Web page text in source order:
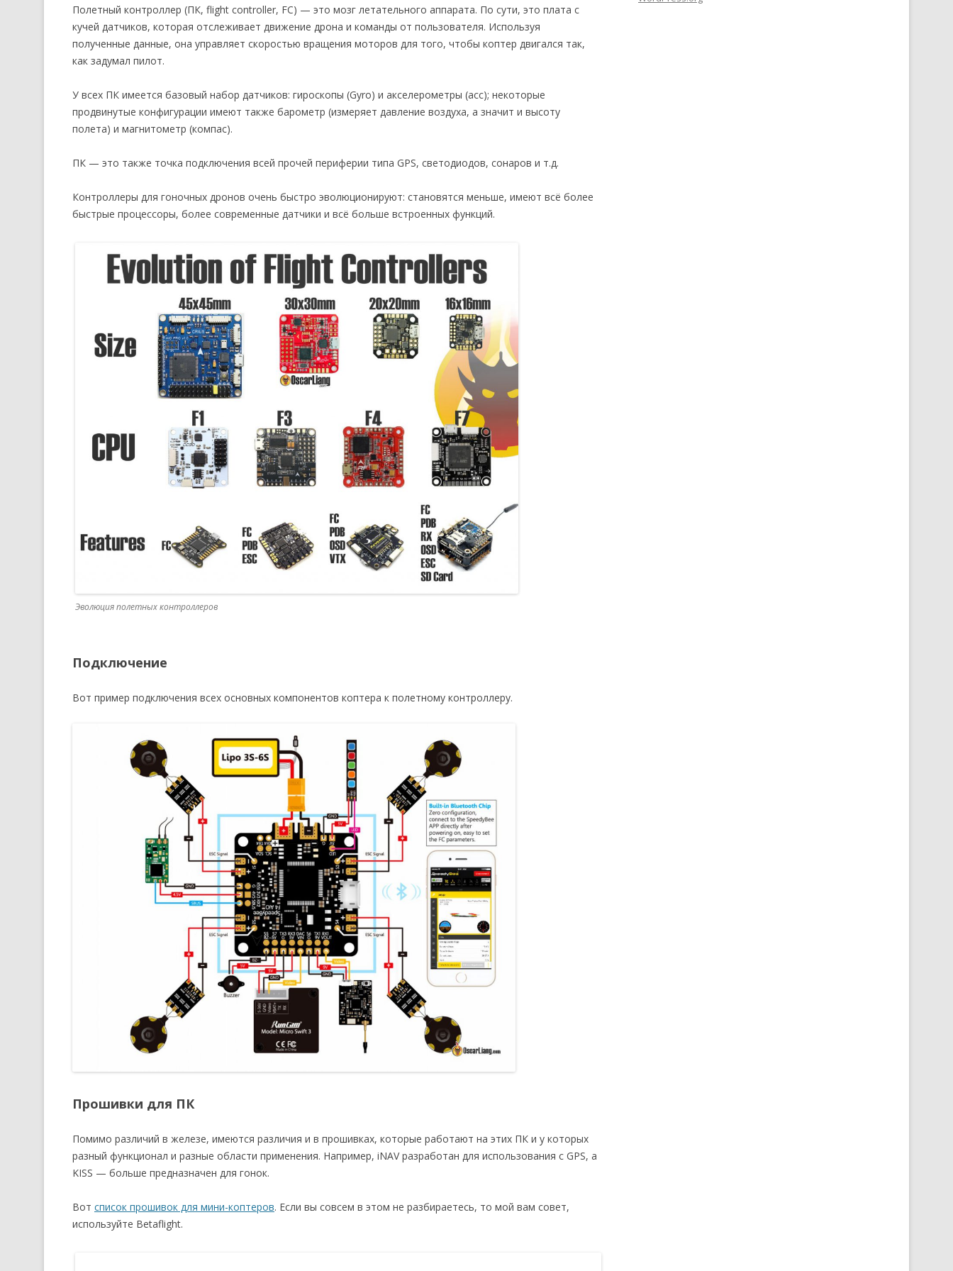
Полетный контроллер (ПК, flight controller, FC) — это мозг летательного аппарата. По сути, это плата с
кучей датчиков, которая отслеживает движение дрона и команды от пользователя. Используя
полученные данные, она управляет скоростью вращения моторов для того, чтобы коптер двигался так,
как задумал пилот.
У всех ПК имеется базовый набор датчиков: гироскопы (Gyro) и акселерометры (acc); некоторые
продвинутые конфигурации имеют также барометр (измеряет давление воздуха, а значит и высоту
полета) и магнитометр (компас).
ПК — это также точка подключения всей прочей периферии типа GPS, светодиодов, сонаров и т.д.
Контроллеры для гоночных дронов очень быстро эволюционируют: становятся меньше, имеют всё более
быстрые процессоры, более современные датчики и всё больше встроенных функций.
Эволюция полетных контроллеров
Подключение
Вот пример подключения всех основных компонентов коптера к полетному контроллеру.
Прошивки для ПК
Помимо различий в железе, имеются различия и в прошивках, которые работают на этих ПК и у которых
разный функционал и разные области применения. Например, iNAV разработан для использования с GPS, а
KISS — больше предназначен для гонок.
Вот список прошивок для мини-коптеров. Если вы совсем в этом не разбираетесь, то мой вам совет,
используйте Betaflight.